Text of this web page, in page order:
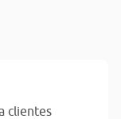
clientes